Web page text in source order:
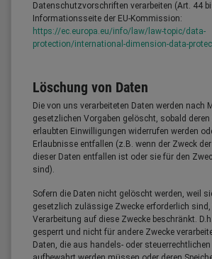
Datenschutzvorschriften verarbeiten (Art. 44
Informationsseite der EU-Kommission:
https://ec.europa.eu/info/law/law-topic/data-
protection/international-dimension-data-
Löschung von Daten
Die von uns verarbeiteten Daten werden nach
gesetzlichen Vorgaben gelöscht, sobald
erlaubten Einwilligungen widerrufen werden
Erlaubnisse entfallen (z.B. wenn der Zweck
dieser Daten entfallen ist oder sie für den
sind).
Sofern die Daten nicht gelöscht werden, weil
gesetzlich zulässige Zwecke erforderlich sind,
Verarbeitung auf diese Zwecke beschränkt.
gesperrt und nicht für andere Zwecke
Daten, die aus handels- oder steuerrechtlichen